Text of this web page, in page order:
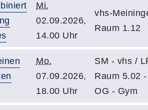
Mi.
02.09.2026,
14.00 Uhr
vhs-
Raum 1.12
Mo.
07.09.2026,
18.00 Uhr
SM - vhs /
Raum 5.02
OG - Gym